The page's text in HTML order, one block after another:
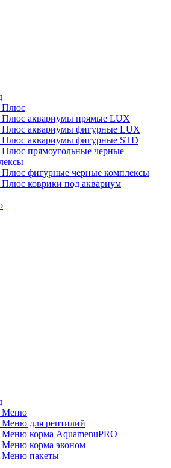
Плюс
Плюс аквариумы прямые LUX
Плюс аквариумы фигурные LUX
Плюс аквариумы фигурные STD
прямоугольные черные
Плюс фигурные черные комплексы
коврики под аквариум
Меню
Меню для рептилий
корма AquamenuPRO
Меню корма эконом
Меню пакеты